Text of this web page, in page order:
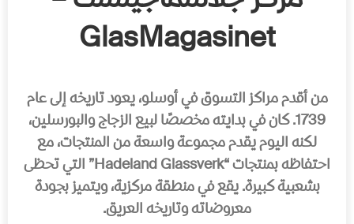
GlasMagasinet
من أقدم مراكز التسوق في أوسلو، يعود تاريخه إلى عام
1739. كان في بدايته مخصصًا لبيع الزجاج والبورسلين،
لكنه اليوم يقدم مجموعة واسعة من المنتجات، مع
احتفاظه بمنتجات “Hadeland Glassverk” التي تحظى
بشعبية كبيرة. يقع في منطقة مركزية، ويتميز بجودة
معروضاته وتاريخه العريق.